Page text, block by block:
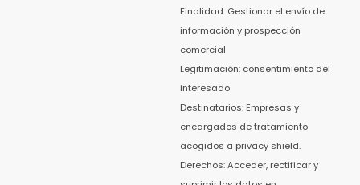
Finalidad: Gestionar el envío de
información y prospección
comercial
Legitimación: consentimiento del
interesado
Destinatarios: Empresas y
encargados de tratamiento
acogidos a privacy shield.
Derechos: Acceder, rectificar y